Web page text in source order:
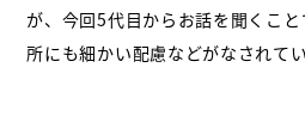
が、今回5代目からお話を聞くこ
所にも細かい配慮などがなされて